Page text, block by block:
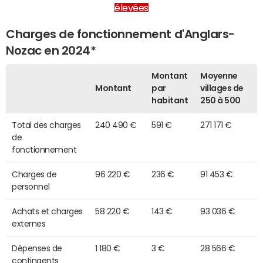
élevées
Charges de fonctionnement d'Anglars-
Nozac en 2024*
Montant
Montant
par
habitant
Moyenne
villages de
250 à 500
Total des charges
de
fonctionnement
240 490 € 591 € 271 171 €
Charges de
personnel
96 220 € 236 € 91 453 €
Achats et charges
externes
58 220 € 143 € 93 036 €
Dépenses de
contingents
1 180 € 3 € 28 566 €